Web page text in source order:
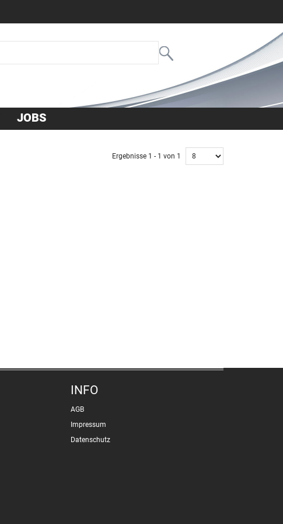
JOBS
Ergebnisse 1 - 1 von 1
INFO
AGB
Impressum
Datenschutz